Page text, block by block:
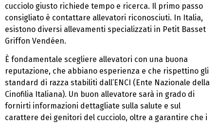
cucciolo giusto richiede tempo e ricerca. Il primo passo
consigliato è contattare allevatori riconosciuti. In Italia,
esistono diversi allevamenti specializzati in Petit Basset
Griffon Vendéen.
È fondamentale scegliere allevatori con una buona
reputazione, che abbiano esperienza e che rispettino gli
standard di razza stabiliti dall’ENCI (Ente Nazionale della
Cinofilia Italiana). Un buon allevatore sarà in grado di
fornirti informazioni dettagliate sulla salute e sul
carattere dei genitori del cucciolo, oltre a garantire che i